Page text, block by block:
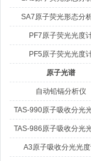
SA7原子荧光形态分
PF7原子荧光光度
PF5原子荧光光度
原子光谱
自动铅镉分析仪
TAS-990原子吸收分光
TAS-986原子吸收分光
A3原子吸收分光光